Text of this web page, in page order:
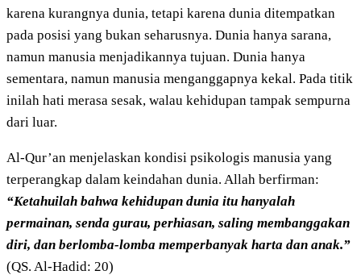
karena kurangnya dunia, tetapi karena dunia ditempatkan
pada posisi yang bukan seharusnya. Dunia hanya sarana,
namun manusia menjadikannya tujuan. Dunia hanya
sementara, namun manusia menganggapnya kekal. Pada titik
inilah hati merasa sesak, walau kehidupan tampak sempurna
dari luar.
Al-Qur’an menjelaskan kondisi psikologis manusia yang
terperangkap dalam keindahan dunia. Allah berfirman:
“Ketahuilah bahwa kehidupan dunia itu hanyalah
permainan, senda gurau, perhiasan, saling membanggakan
diri, dan berlomba-lomba memperbanyak harta dan anak.”
(QS. Al-Hadid: 20)